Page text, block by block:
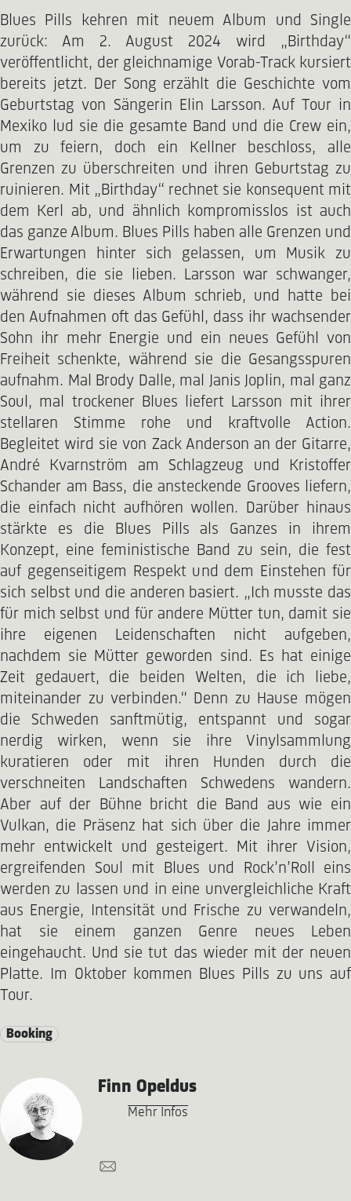
Blues Pills kehren mit neuem Album und Single
zurück: Am 2. August 2024 wird „Birthday“
veröffentlicht, der gleichnamige Vorab-Track kursiert
bereits jetzt. Der Song erzählt die Geschichte vom
Geburtstag von Sängerin Elin Larsson. Auf Tour in
Mexiko lud sie die gesamte Band und die Crew ein,
um zu feiern, doch ein Kellner beschloss, alle
Grenzen zu überschreiten und ihren Geburtstag zu
ruinieren. Mit „Birthday“ rechnet sie konsequent mit
dem Kerl ab, und ähnlich kompromisslos ist auch
das ganze Album. Blues Pills haben alle Grenzen und
Erwartungen hinter sich gelassen, um Musik zu
schreiben, die sie lieben. Larsson war schwanger,
während sie dieses Album schrieb, und hatte bei
den Aufnahmen oft das Gefühl, dass ihr wachsender
Sohn ihr mehr Energie und ein neues Gefühl von
Freiheit schenkte, während sie die Gesangsspuren
aufnahm. Mal Brody Dalle, mal Janis Joplin, mal ganz
Soul, mal trockener Blues liefert Larsson mit ihrer
stellaren Stimme rohe und kraftvolle Action.
Begleitet wird sie von Zack Anderson an der Gitarre,
André Kvarnström am Schlagzeug und Kristoffer
Schander am Bass, die ansteckende Grooves liefern,
die einfach nicht aufhören wollen. Darüber hinaus
stärkte es die Blues Pills als Ganzes in ihrem
Konzept, eine feministische Band zu sein, die fest
auf gegenseitigem Respekt und dem Einstehen für
sich selbst und die anderen basiert. „Ich musste das
für mich selbst und für andere Mütter tun, damit sie
ihre eigenen Leidenschaften nicht aufgeben,
nachdem sie Mütter geworden sind. Es hat einige
Zeit gedauert, die beiden Welten, die ich liebe,
miteinander zu verbinden.“ Denn zu Hause mögen
die Schweden sanftmütig, entspannt und sogar
nerdig wirken, wenn sie ihre Vinylsammlung
kuratieren oder mit ihren Hunden durch die
verschneiten Landschaften Schwedens wandern.
Aber auf der Bühne bricht die Band aus wie ein
Vulkan, die Präsenz hat sich über die Jahre immer
mehr entwickelt und gesteigert. Mit ihrer Vision,
ergreifenden Soul mit Blues und Rock’n’Roll eins
werden zu lassen und in eine unvergleichliche Kraft
aus Energie, Intensität und Frische zu verwandeln,
hat sie einem ganzen Genre neues Leben
eingehaucht. Und sie tut das wieder mit der neuen
Platte. Im Oktober kommen Blues Pills zu uns auf
Tour.
Booking
Finn Opeldus
Mehr Infos